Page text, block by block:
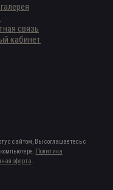
связь
кабинет
с сайтом, Вы соглашаетесь с
Политика
оферта.